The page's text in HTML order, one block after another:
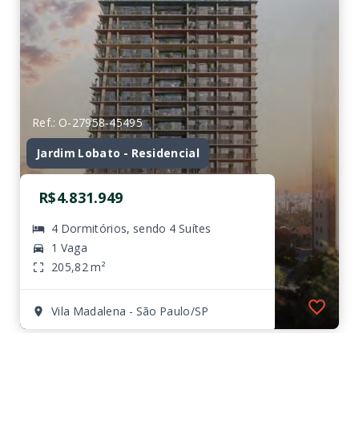
Ref.: O-27958-45495
Jardim Lobato - Residencial
R$4.831.949
4 Dormitórios, sendo 4 Suítes
1 Vaga
205,82 m²
Vila Madalena - São Paulo/SP